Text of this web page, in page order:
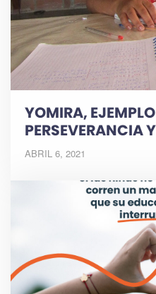
YOMIRA,
PERSEVERANCIA
ABRIL 6, 2021